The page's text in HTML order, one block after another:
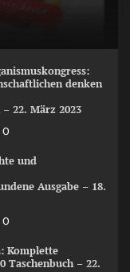
denken
22. März 2023
0
und
Ausgabe – 18.
0
Komplette
Taschenbuch – 22.